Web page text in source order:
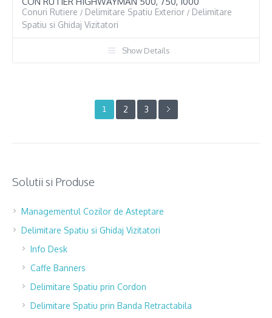
Conuri Rutiere / Delimitare Spatiu Exterior / Delimitare
Spatiu si Ghidaj Vizitatori
Show Details
1 2 3
Solutii si Produse
Managementul Cozilor de Asteptare
Delimitare Spatiu si Ghidaj Vizitatori
Info Desk
Caffe Banners
Delimitare Spatiu prin Cordon
Delimitare Spatiu prin Banda Retractabila